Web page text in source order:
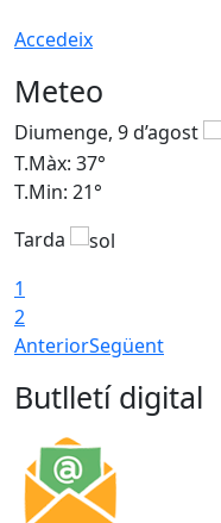
Accedeix
Meteo
Diumenge, 9 d’agost
T.Màx: 37°
T.Min: 21°
Tarda
1
2
AnteriorSegüent
Butlletí digital